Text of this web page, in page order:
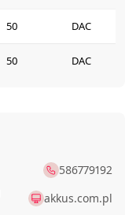
50 DAC
50 DAC
586779192
akkus.com.pl